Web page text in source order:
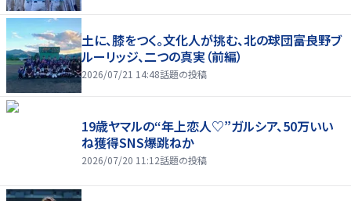
土に、膝をつく。文化人が挑む、北の球団――富良野ブ
ルーリッジ、二つの真実（前編）
2026/07/21 14:48話題の投稿
19歳ヤマルの“年上恋人♡”ガルシア、50万いい
ね獲得SNS爆跳ねか
2026/07/20 11:12話題の投稿